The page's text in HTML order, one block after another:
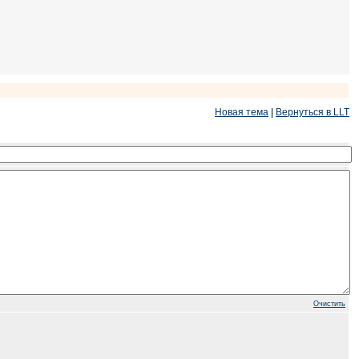
Новая тема Вернуться в LLT
Очистить